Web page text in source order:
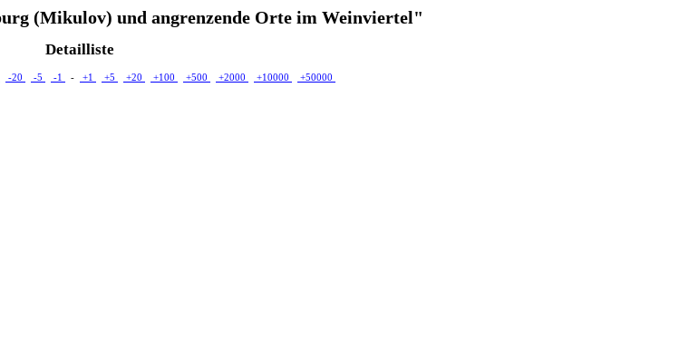
(Mikulov) und angrenzende Orte im Weinviertel"
Detailliste
-20 -5 -1 - +1 +5 +20 +100 +500 +2000 +10000 +50000